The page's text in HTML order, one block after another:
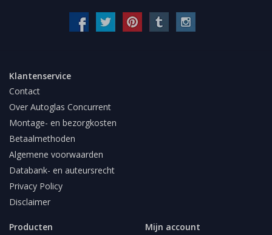
Klantenservice
Contact
Over Autoglas Concurrent
Montage- en bezorgkosten
Betaalmethoden
Algemene voorwaarden
Databank- en auteursrecht
Privacy Policy
Disclaimer
Producten
Mijn account